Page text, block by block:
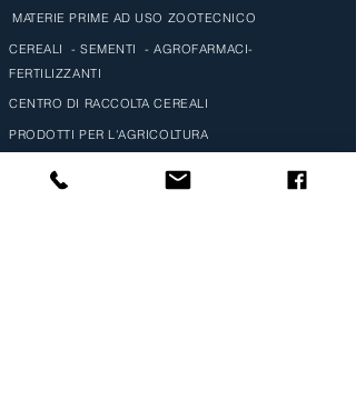
MATERIE PRIME AD USO ZOOTECNICO
CEREALI - SEMENTI - AGROFARMACI-
FERTILIZZANTI
CENTRO DI RACCOLTA CEREALI
PRODOTTI PER L'AGRICOLTURA